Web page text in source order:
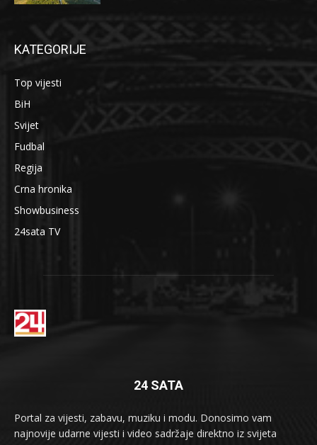
KATEGORIJE
Top vijesti
BiH
Svijet
Fudbal
Regija
Crna hronika
Showbusiness
24sata TV
24 SATA
Portal za vijesti, zabavu, muziku i modu. Donosimo vam
najnovije udarne vijesti i video sadržaje direktno iz svijeta